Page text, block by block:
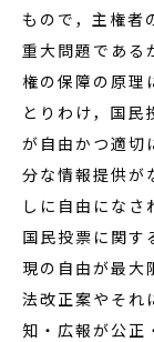
もので，主権者
重大問題である
権の保障の原理
とりわけ，国民
が自由かつ適切
分な情報提供が
しに自由になさ
国民投票に関す
現の自由が最大
法改正案やそれ
知・広報が公正